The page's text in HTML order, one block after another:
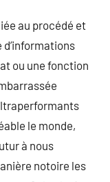
au procédé et
d’informations
ou une fonction
le monde,
à nous
notoire les